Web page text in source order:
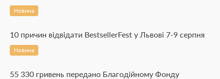
Новина
10 причин відвідати BestsellerFest у Львові 7-9 серпня
Новина
55 330 гривень передано Благодійному Фонду